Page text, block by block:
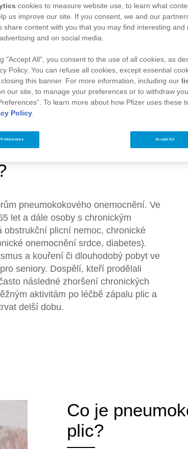
příznaků) se odhaduje na 1
člověk s pneumokokovým
pneumokok vyvolává, je pak
organismu. Příkladem může
výstelku sliznic (epitel) a
Pneumokokový zápal plic
Zjistit více
pneumokokového onemocnění. Ve
let a dále osoby s chronickým
plicní nemoc, chronické
onemocnění srdce, diabetes).
a kouření či dlouhodobý pobyt ve
seniory. Dospělí, kteří prodělali
následné zhoršení chronických
aktivitám po léčbě zápalu plic a
delší dobu.
Co je
plic?
cookies to measure website use, to learn what
us improve our site. If you consent, we and our
share content with you that you may find interesting and
and on social media.
"Accept All", you consent to the use of all cookies, as
Policy. You can refuse all cookies, except essential
this banner. For more information, including our
our site, to manage your preferences or to withdraw
To learn more about how Pfizer uses these
Policy
Preferences Accept All